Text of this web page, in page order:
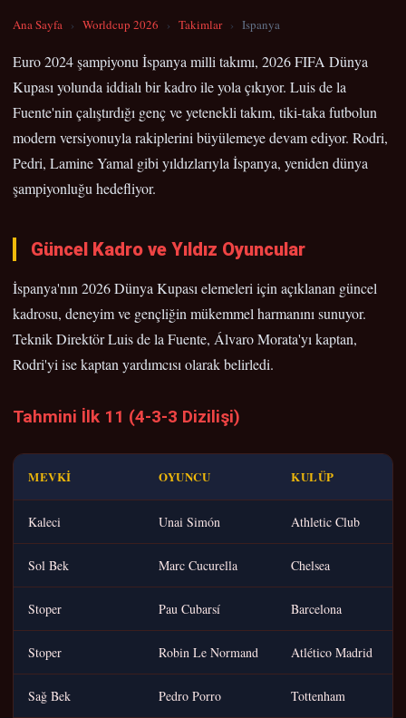
Ana Sayfa › Worldcup 2026 › Takimlar › Ispanya
Euro 2024 şampiyonu İspanya milli takımı, 2026 FIFA Dünya
Kupası yolunda iddialı bir kadro ile yola çıkıyor. Luis de la
Fuente'nin çalıştırdığı genç ve yetenekli takım, tiki-taka futbolun
modern versiyonuyla rakiplerini büyülemeye devam ediyor. Rodri,
Pedri, Lamine Yamal gibi yıldızlarıyla İspanya, yeniden dünya
şampiyonluğu hedefliyor.
Güncel Kadro ve Yıldız Oyuncular
İspanya'nın 2026 Dünya Kupası elemeleri için açıklanan güncel
kadrosu, deneyim ve gençliğin mükemmel harmanını sunuyor.
Teknik Direktör Luis de la Fuente, Álvaro Morata'yı kaptan,
Rodri'yi ise kaptan yardımcısı olarak belirledi.
Tahmini İlk 11 (4-3-3 Dizilişi)
MEVKI OYUNCU KULÜP
Kaleci Unai Simón Athletic Club
Sol Bek Marc Cucurella Chelsea
Stoper Pau Cubarsí Barcelona
Stoper Robin Le Normand Atlético Madrid
Sağ Bek Pedro Porro Tottenham